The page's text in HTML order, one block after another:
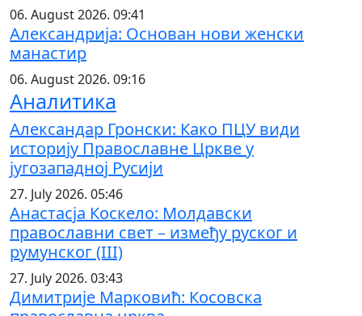
06. August 2026. 09:41
Александрија: Основан нови женски
манастир
06. August 2026. 09:16
Аналитика
Александар Гронски: Како ПЦУ види
историју Православне Цркве у
југозападној Русији
27. July 2026. 05:46
Анастасја Коскело: Молдавски
православни свет – између руског и
румунског (III)
27. July 2026. 03:43
Димитрије Марковић: Косовска